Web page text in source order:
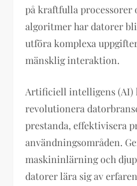
på kraftfulla processorer
algoritmer har datorer
utföra komplexa
mänsklig interaktion.
Artificiell intelligens (AI)
revolutionera
prestanda, effektivisera
användningsområden.
maskininlärning och
datorer lära sig av